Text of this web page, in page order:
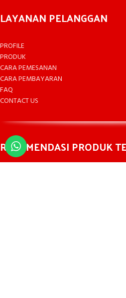
LAYANAN PELANGGAN
PROFILE
PRODUK
CARA PEMESANAN
CARA PEMBAYARAN
FAQ
CONTACT US
REKOMENDASI PRODUK